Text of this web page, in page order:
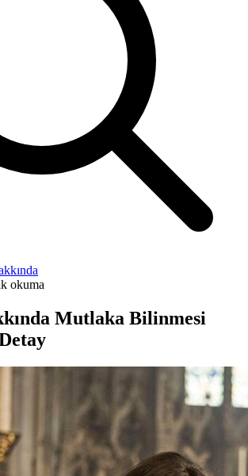
okuma
Mutlaka Bilinmesi